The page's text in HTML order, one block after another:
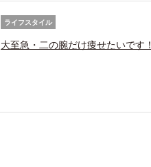
ライフスタイル
大至急・二の腕だけ痩せたいです！